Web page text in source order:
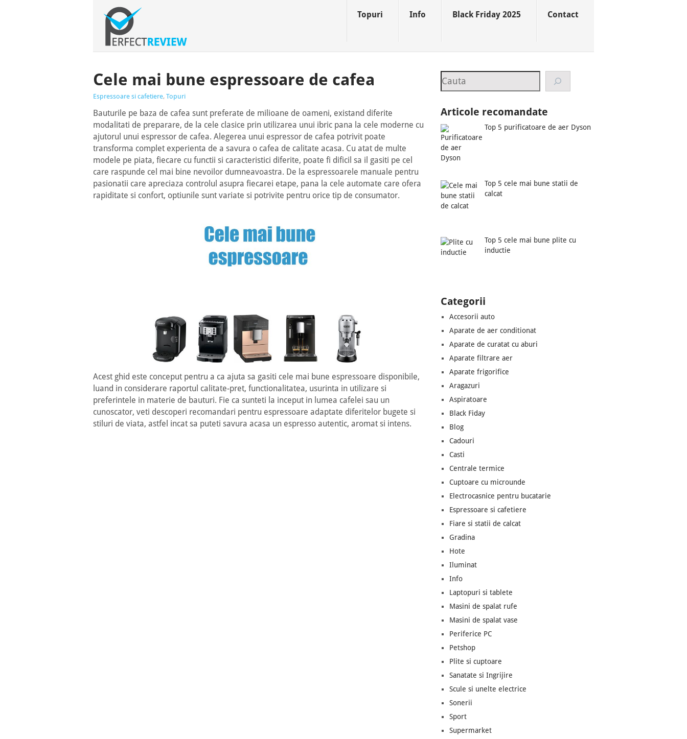
Topuri Info Black Friday 2025 Contact
Cele mai bune espressoare de cafea
Espressoare si cafetiere, Topuri
Bauturile pe baza de cafea sunt preferate de milioane de oameni, existand diferite
modalitati de preparare, de la cele clasice prin utilizarea unui ibric pana la cele moderne cu
ajutorul unui espressor de cafea. Alegerea unui espressor de cafea potrivit poate
transforma complet experienta de a savura o cafea de calitate acasa. Cu atat de multe
modele pe piata, fiecare cu functii si caracteristici diferite, poate fi dificil sa il gasiti pe cel
care raspunde cel mai bine nevoilor dumneavoastra. De la espressoarele manuale pentru
pasionatii care apreciaza controlul asupra fiecarei etape, pana la cele automate care ofera
rapiditate si confort, optiunile sunt variate si potrivite pentru orice tip de consumator.
Acest ghid este conceput pentru a ca ajuta sa gasiti cele mai bune espressoare disponibile,
luand in considerare raportul calitate-pret, functionalitatea, usurinta in utilizare si
preferintele in materie de bauturi. Fie ca sunteti la inceput in lumea cafelei sau un
cunoscator, veti descoperi recomandari pentru espressoare adaptate diferitelor bugete si
stiluri de viata, astfel incat sa puteti savura acasa un espresso autentic, aromat si intens.
Search
Articole recomandate
Top 5 purificatoare de aer Dyson
Top 5 cele mai bune statii de
calcat
Top 5 cele mai bune plite cu
inductie
Categorii
Accesorii auto
Aparate de aer conditionat
Aparate de curatat cu aburi
Aparate filtrare aer
Aparate frigorifice
Aragazuri
Aspiratoare
Black Fiday
Blog
Cadouri
Casti
Centrale termice
Cuptoare cu microunde
Electrocasnice pentru bucatarie
Espressoare si cafetiere
Fiare si statii de calcat
Gradina
Hote
Iluminat
Info
Laptopuri si tablete
Masini de spalat rufe
Masini de spalat vase
Periferice PC
Petshop
Plite si cuptoare
Sanatate si Ingrijire
Scule si unelte electrice
Sonerii
Sport
Supermarket